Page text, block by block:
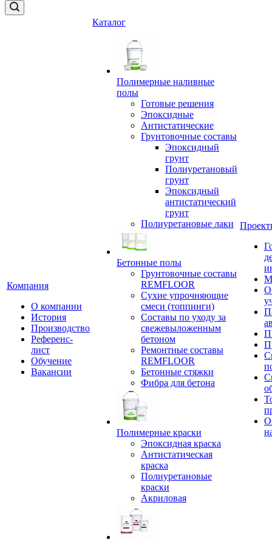
Компания
О компании
История
Производство
Референс-
лист
Обучение
Вакансии
Каталог
Полимерные наливные
полы
Готовые решения
Эпоксидные
Антистатические
Грунтовочные составы
Эпоксидный
грунт
Полиуретановый
грунт
Эпоксидный
антистатический
грунт
Полиуретановые лаки
Бетонные полы
Грунтовочные составы
REMFLOOR
Сухие упрочняющие
смеси (топпинги)
Составы по уходу за
свежевыложенным
бетоном
Ремонтные составы
REMFLOOR
Бетонные стяжки
Фибра для бетона
Полимерные краски
Эпоксидная краска
Антистатическая
краска
Полиуретановые
краски
Акриловая